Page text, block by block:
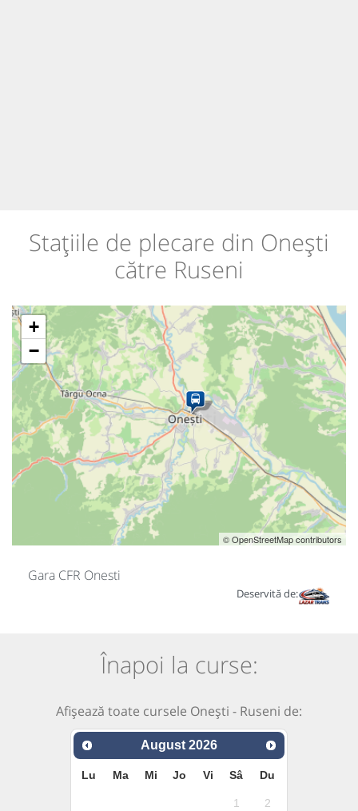
Stațiile de plecare din Onești
către Ruseni
+
−
© OpenStreetMap contributors
Gara CFR Onesti
Deservită de:
Înapoi la curse:
Afișează toate cursele Onești - Ruseni de:
August 2026
Lu Ma Mi Jo Vi Sâ Du
1
2